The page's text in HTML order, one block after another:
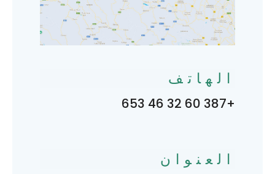
الهاتف
+387 60 32 46 653
العنوان